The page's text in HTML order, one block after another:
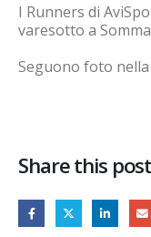
I Runners di
varesotto a
Seguono foto nella
Share this post